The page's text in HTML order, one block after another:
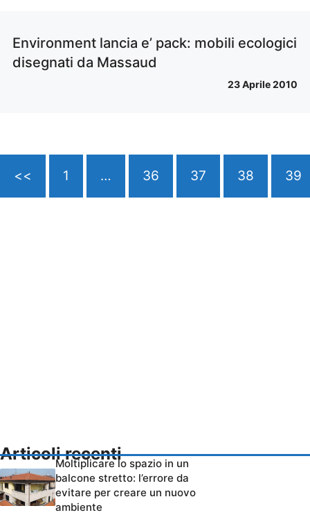
Environment lancia e’ pack: mobili ecologici
disegnati da Massaud
23 Aprile 2010
<< 1 … 36 37 38 39
Articoli recenti
Moltiplicare lo spazio in un
balcone stretto: l’errore da
evitare per creare un nuovo
ambiente